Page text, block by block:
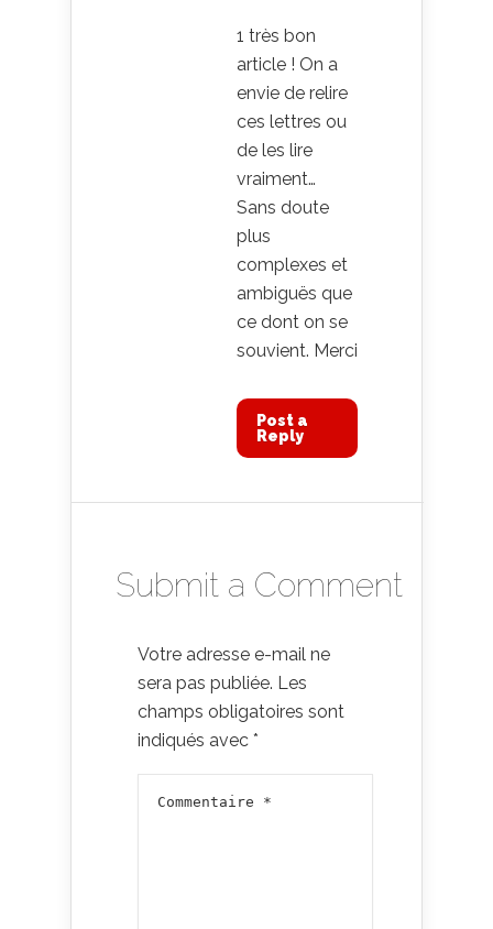
1 très bon
article ! On a
envie de relire
ces lettres ou
de les lire
vraiment…
Sans doute
plus
complexes et
ambiguës que
ce dont on se
souvient. Merci
Post a
Reply
Submit a Comment
Votre adresse e-mail ne
sera pas publiée. Les
champs obligatoires sont
indiqués avec *